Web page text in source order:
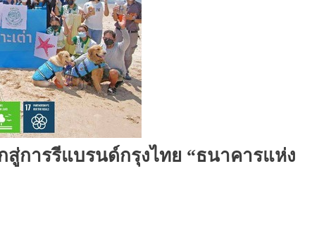
การรีแบรนด์กรุงไทย “ธนาคารแห่ง